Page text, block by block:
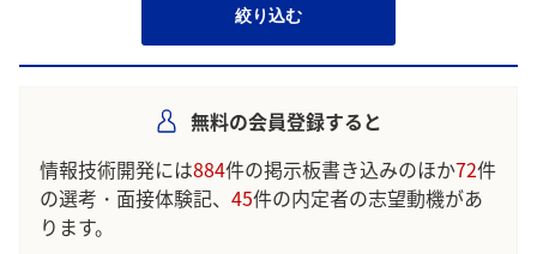
絞り込む
無料の会員登録すると
情報技術開発には884件の掲示板書き込みのほか72件
の選考・面接体験記、 45件の内定者の志望動機があ
ります。